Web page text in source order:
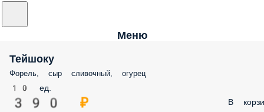
Меню
Тейшоку
Форель, сыр сливочный, огурец
10 ед.
390 ₽ В